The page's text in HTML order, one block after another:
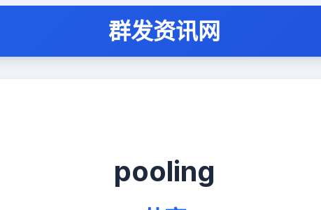
群发资讯网
pooling